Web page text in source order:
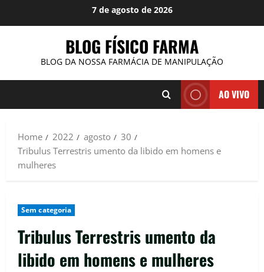
7 de agosto de 2026
BLOG FÍSICO FARMA
BLOG DA NOSSA FARMÁCIA DE MANIPULAÇÃO
AO VIVO
Home 2022 agosto
30
Tribulus Terrestris umento da libido em homens e
mulheres
Sem categoria
Tribulus Terrestris umento da
libido em homens e mulheres